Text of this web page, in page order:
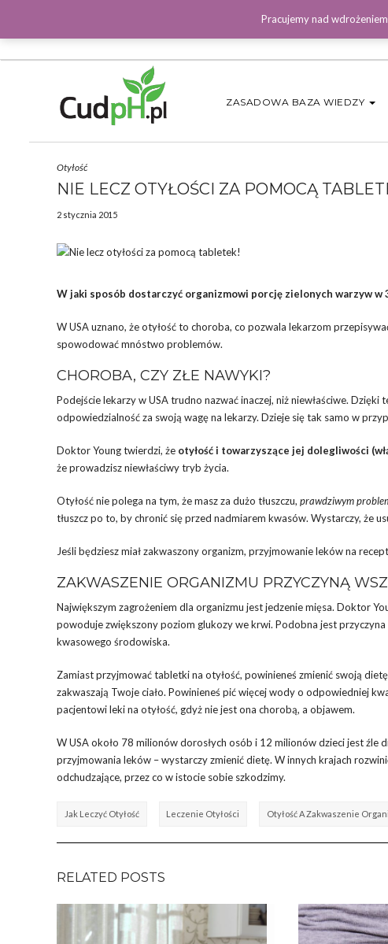
ZASADOWA BAZA WIEDZY
Otyłość
NIE LECZ OTYŁOŚCI ZA POMOCĄ
2 stycznia 2015
W jaki sposób dostarczyć organizmowi porcję zielonych warzyw w
W USA uznano, że otyłość to choroba, co pozwala lekarzom
spowodować mnóstwo problemów.
CHOROBA, CZY ZŁE NAWYKI?
Podejście lekarzy w USA trudno nazwać inaczej, niż niewłaściwe.
odpowiedzialność za swoją wagę na lekarzy. Dzieje się tak samo w
Doktor Young twierdzi, że otyłość i towarzyszące jej dolegliwości
że prowadzisz niewłaściwy tryb życia.
Otyłość nie polega na tym, że masz za dużo tłuszczu, prawdziwym
tłuszcz po to, by chronić się przed nadmiarem kwasów. Wystarczy, że
Jeśli będziesz miał zakwaszony organizm, przyjmowanie leków na
ZAKWASZENIE ORGANIZMU PRZYCZYNĄ
Największym zagrożeniem dla organizmu jest jedzenie mięsa. Doktor
powoduje zwiększony poziom glukozy we krwi. Podobna jest
kwasowego środowiska.
Zamiast przyjmować tabletki na otyłość, powinieneś zmienić swoją
zakwaszają Twoje ciało. Powinieneś pić więcej wody o odpowiedniej
pacjentowi leki na otyłość, gdyż nie jest ona chorobą, a objawem.
W USA około 78 milionów dorosłych osób i 12 milionów dzieci jest
przyjmowania leków – wystarczy zmienić dietę. W innych krajach
odchudzające, przez co w istocie sobie szkodzimy.
Jak Leczyć Otyłość Leczenie Otyłości Otyłość A Zakwaszenie
RELATED POSTS
Pracujemy nad